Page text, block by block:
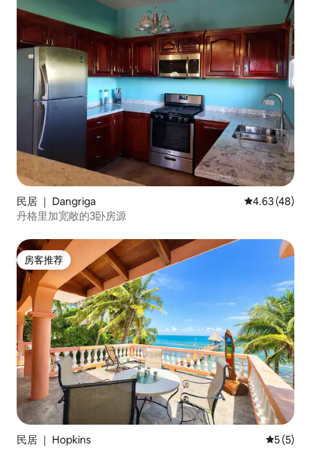
民居 ｜ Dangriga 平均评分
4.63 (48)
丹格里加宽敞的3卧房源
房客推荐
房客推荐
民居 ｜ Hopkins 平均评分
5 (5)